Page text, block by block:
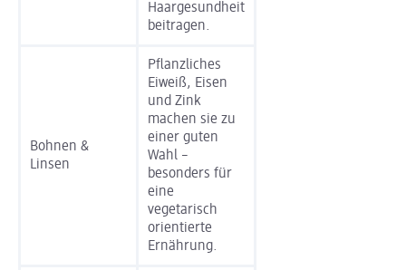
Haargesundheit
beitragen.
Bohnen &
Linsen
Pflanzliches
Eiweiß, Eisen
und Zink
machen sie zu
einer guten
Wahl –
besonders für
eine
vegetarisch
orientierte
Ernährung.